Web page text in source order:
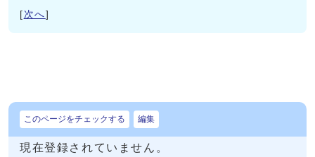
[ 次へ]
このページをチェックする 編集
現在登録されていません。